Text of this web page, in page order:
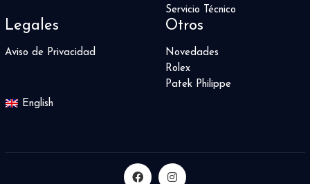
Servicio Técnico
Legales
Aviso de Privacidad
Otros
Novedades
Rolex
Patek Philippe
English